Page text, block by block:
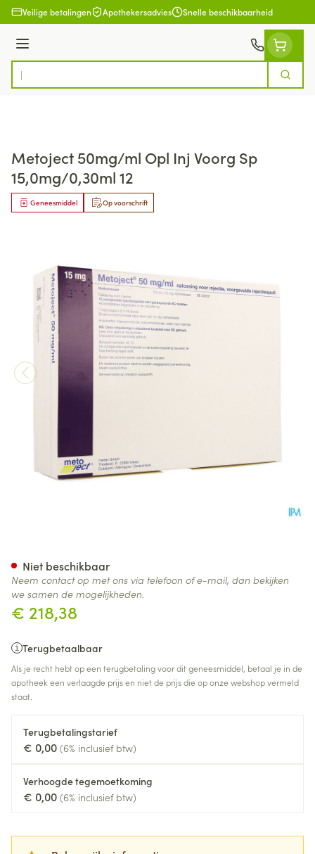
Ga naar de inhoud
Veilige betalingen Apothekersadvies Snelle beschikbaarheid
Menu
Product, merk, categorie...
Zoek
Metoject 50mg/ml Opl Inj Voorg Sp
15,0mg/0,30ml 12
Op voorschrift
Geneesmiddel
€ 218,38
Terugbetaalbaar
Als je recht hebt op een terugbetaling voor dit geneesmiddel, betaal je in de
apotheek een verlaagde prijs en niet de prijs die op onze webshop vermeld
staat.
Terugbetalingstarief
€ 0,00 (6% inclusief btw)
Verhoogde tegemoetkoming
€ 0,00 (6% inclusief btw)
Niet beschikbaar
Neem contact op met ons via telefoon of e-mail, dan bekijken
we samen de mogelijkheden.